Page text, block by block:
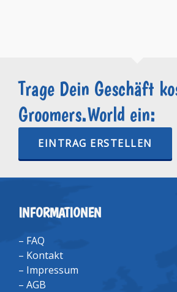
Trage Dein Geschäft
Groomers.World ein:
EINTRAG ERSTELLEN
INFORMATIONEN
– FAQ
– Kontakt
– Impressum
– AGB